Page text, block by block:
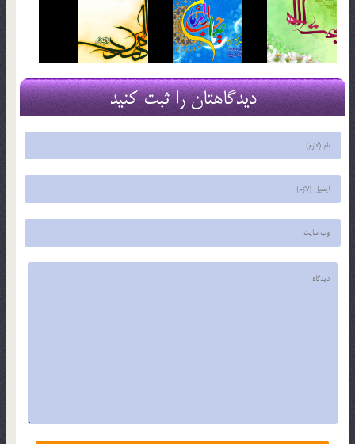
دیدگاهتان را ثبت کنید